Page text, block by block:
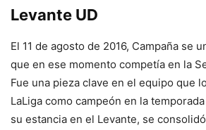
Levante UD
El 11 de agosto de 2016, Campaña se
que en ese momento competía en la
Fue una pieza clave en el equipo que
LaLiga como campeón en la
su estancia en el Levante, se